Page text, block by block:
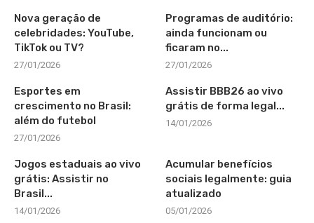
Nova geração de
celebridades: YouTube,
TikTok ou TV?
27/01/2026
Programas de auditório:
ainda funcionam ou
ficaram no...
27/01/2026
Esportes em
crescimento no Brasil:
além do futebol
27/01/2026
Assistir BBB26 ao vivo
grátis de forma legal...
14/01/2026
Jogos estaduais ao vivo
grátis: Assistir no
Brasil...
14/01/2026
Acumular benefícios
sociais legalmente: guia
atualizado
05/01/2026